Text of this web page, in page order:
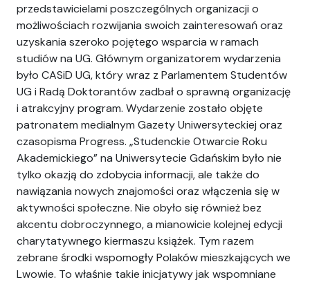
przedstawicielami poszczególnych organizacji o
możliwościach rozwijania swoich zainteresowań oraz
uzyskania szeroko pojętego wsparcia w ramach
studiów na UG. Głównym organizatorem wydarzenia
było CASiD UG, który wraz z Parlamentem Studentów
UG i Radą Doktorantów zadbał o sprawną organizację
i atrakcyjny program. Wydarzenie zostało objęte
patronatem medialnym Gazety Uniwersyteckiej oraz
czasopisma Progress. „Studenckie Otwarcie Roku
Akademickiego” na Uniwersytecie Gdańskim było nie
tylko okazją do zdobycia informacji, ale także do
nawiązania nowych znajomości oraz włączenia się w
aktywności społeczne. Nie obyło się również bez
akcentu dobroczynnego, a mianowicie kolejnej edycji
charytatywnego kiermaszu książek. Tym razem
zebrane środki wspomogły Polaków mieszkających we
Lwowie. To właśnie takie inicjatywy jak wspomniane